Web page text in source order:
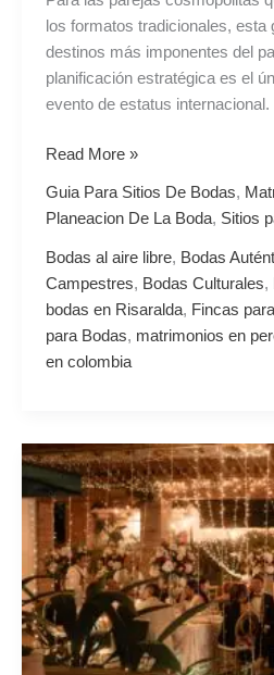
los formatos tradicionales, esta
destinos más imponentes del
planificación estratégica es el
evento de estatus internacional.
Read More »
Guia Para Sitios De Bodas,
Planeacion De La Boda, Sitios
Bodas al aire libre, Bodas
Campestres, Bodas Culturales,
bodas en Risaralda, Fincas
para Bodas, matrimonios en
en colombia
Planificar
Bodas
en
Pereira:
Tu
Romance
Florece
en
el